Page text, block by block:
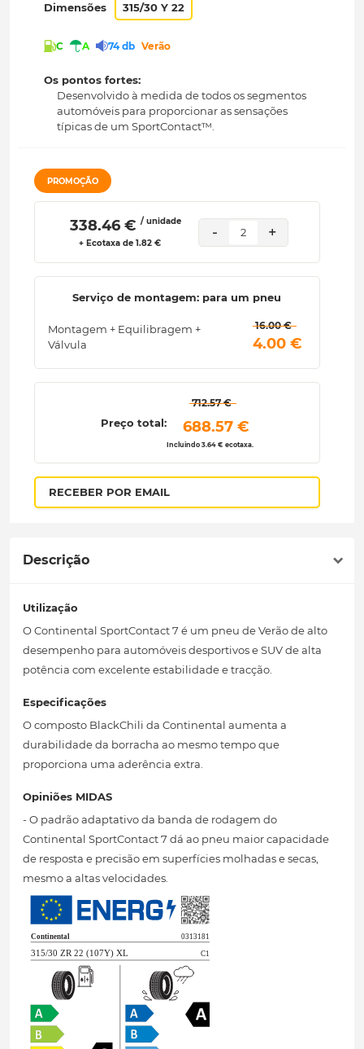
Dimensões 315/30 Y 22
C A 74 db Verão
Os pontos fortes:
Desenvolvido à medida de todos os segmentos
automóveis para proporcionar as sensações
típicas de um SportContact™.
PROMOÇÃO
338.46 € / unidade
+ Ecotaxa de 1.82 €
- 2 +
Serviço de montagem: para um pneu
Montagem + Equilibragem +
Válvula
16.00 €
4.00 €
Preço total:
712.57 €
688.57 €
Incluindo 3.64 € ecotaxa.
RECEBER POR EMAIL
Descrição
Utilização
O Continental SportContact 7 é um pneu de Verão de alto
desempenho para automóveis desportivos e SUV de alta
potência com excelente estabilidade e tracção.
Especificações
O composto BlackChili da Continental aumenta a
durabilidade da borracha ao mesmo tempo que
proporciona uma aderência extra.
Opiniões MIDAS
- O padrão adaptativo da banda de rodagem do
Continental SportContact 7 dá ao pneu maior capacidade
de resposta e precisão em superfícies molhadas e secas,
mesmo a altas velocidades.